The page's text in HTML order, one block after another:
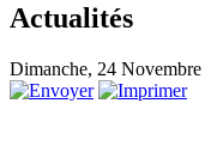
Actualités
Dimanche, 24